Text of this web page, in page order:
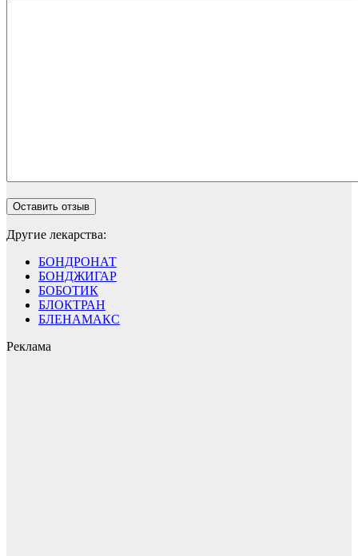
Другие лекарства:
БОНДРОНАТ
БОНДЖИГАР
БОБОТИК
БЛОКТРАН
БЛЕНАМАКС
Реклама